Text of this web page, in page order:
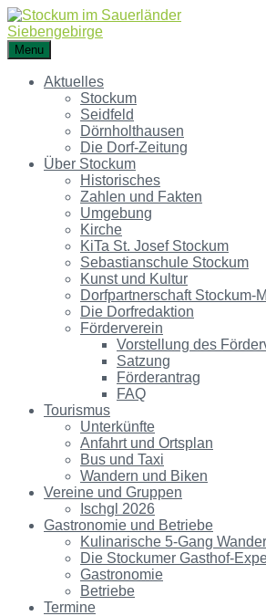
Menu
Aktuelles
Stockum
Seidfeld
Dörnholthausen
Die Dorf-Zeitung
Über Stockum
Historisches
Zahlen und Fakten
Umgebung
Kirche
KiTa St. Josef Stockum
Sebastianschule Stockum
Kunst und Kultur
Dorfpartnerschaft Stockum-
Die Dorfredaktion
Förderverein
Vorstellung des
Satzung
Förderantrag
FAQ
Tourismus
Unterkünfte
Anfahrt und Ortsplan
Bus und Taxi
Wandern und Biken
Vereine und Gruppen
Ischgl 2026
Gastronomie und Betriebe
Kulinarische 5-Gang
Die Stockumer Gasthof-
Gastronomie
Betriebe
Termine